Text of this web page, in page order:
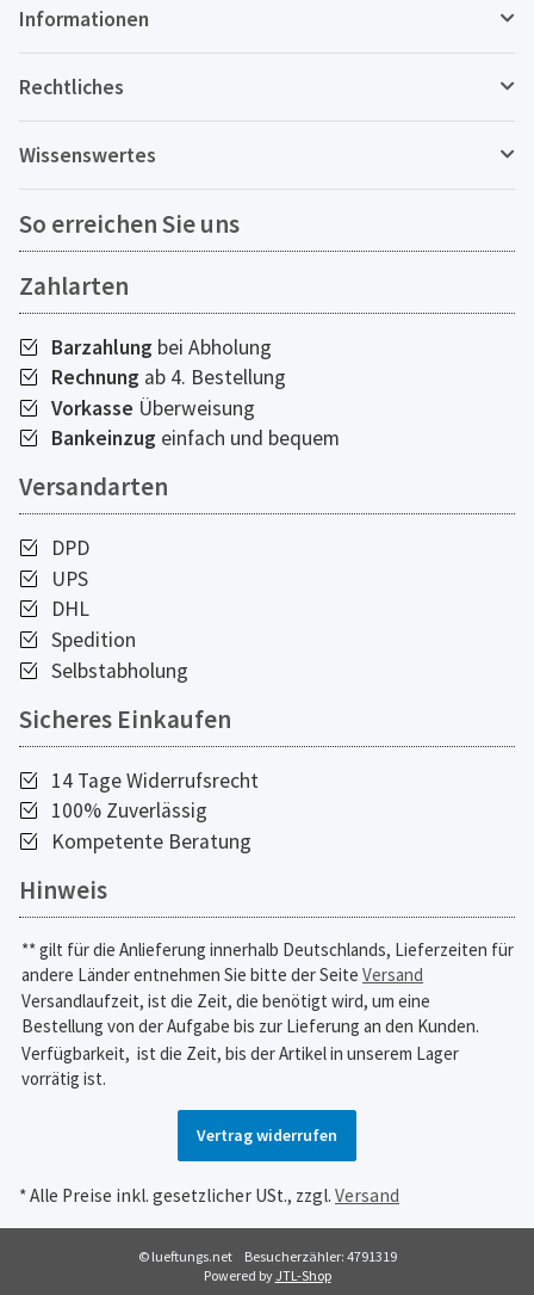
Informationen
Rechtliches
Wissenswertes
So erreichen Sie uns
Zahlarten
Barzahlung bei Abholung
Rechnung ab 4. Bestellung
Vorkasse Überweisung
Bankeinzug einfach und bequem
Versandarten
DPD
UPS
DHL
Spedition
Selbstabholung
Sicheres Einkaufen
14 Tage Widerrufsrecht
100% Zuverlässig
Kompetente Beratung
Hinweis
** gilt für die Anlieferung innerhalb Deutschlands, Lieferzeiten für
andere Länder entnehmen Sie bitte der Seite Versand
Versandlaufzeit, ist die Zeit, die benötigt wird, um eine
Bestellung von der Aufgabe bis zur Lieferung an den Kunden.
Verfügbarkeit, ist die Zeit, bis der Artikel in unserem Lager
vorrätig ist.
Vertrag widerrufen
* Alle Preise inkl. gesetzlicher USt., zzgl. Versand
© lueftungs.net
Besucherzähler: 4791319
Powered by JTL-Shop